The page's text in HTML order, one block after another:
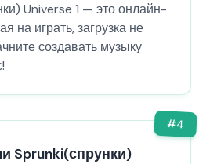
Universe 1 — это онлайн-
на играть, загрузка не
создавать музыку
#4
Sprunki(спрунки)